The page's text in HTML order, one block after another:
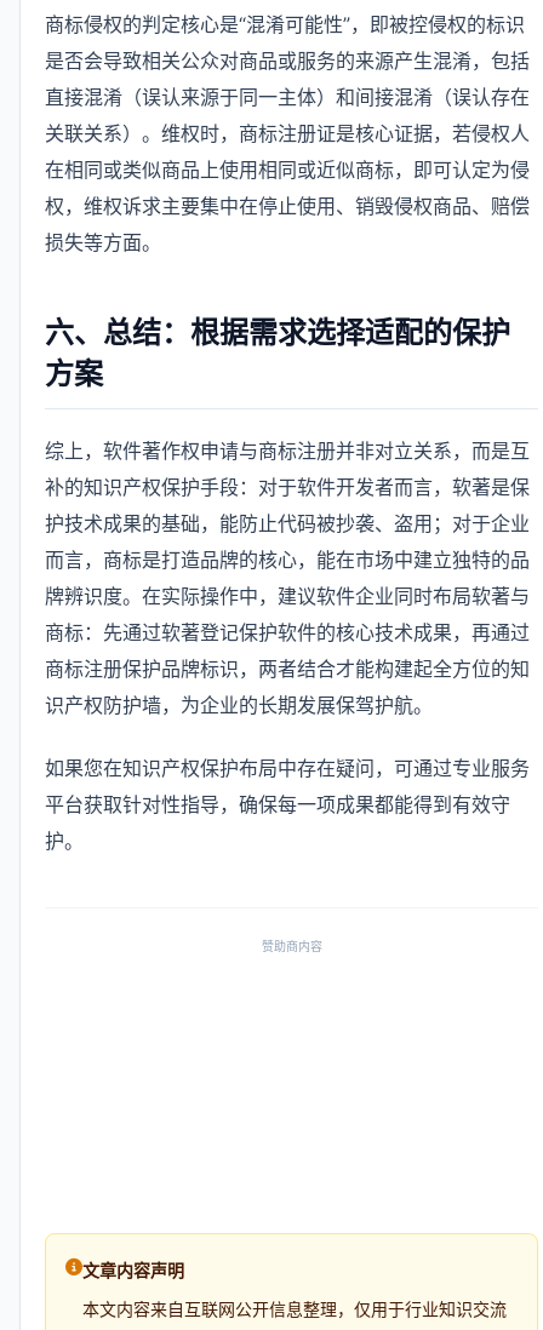
商标侵权的判定核心是“混淆可能性”，即被控侵权的标识
是否会导致相关公众对商品或服务的来源产生混淆，包括
直接混淆（误认来源于同一主体）和间接混淆（误认存在
关联关系）。维权时，商标注册证是核心证据，若侵权人
在相同或类似商品上使用相同或近似商标，即可认定为侵
权，维权诉求主要集中在停止使用、销毁侵权商品、赔偿
损失等方面。
六、总结：根据需求选择适配的保护
方案
综上，软件著作权申请与商标注册并非对立关系，而是互
补的知识产权保护手段：对于软件开发者而言，软著是保
护技术成果的基础，能防止代码被抄袭、盗用；对于企业
而言，商标是打造品牌的核心，能在市场中建立独特的品
牌辨识度。在实际操作中，建议软件企业同时布局软著与
商标：先通过软著登记保护软件的核心技术成果，再通过
商标注册保护品牌标识，两者结合才能构建起全方位的知
识产权防护墙，为企业的长期发展保驾护航。
如果您在知识产权保护布局中存在疑问，可通过专业服务
平台获取针对性指导，确保每一项成果都能得到有效守
护。
赞助商内容
文章内容声明
本文内容来自互联网公开信息整理，仅用于行业知识交流